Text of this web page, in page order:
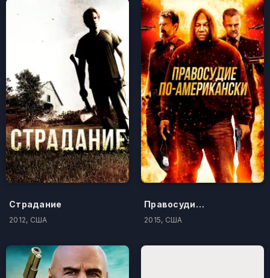
Страдание
2012, США
Правосудие по-американски
2015, США